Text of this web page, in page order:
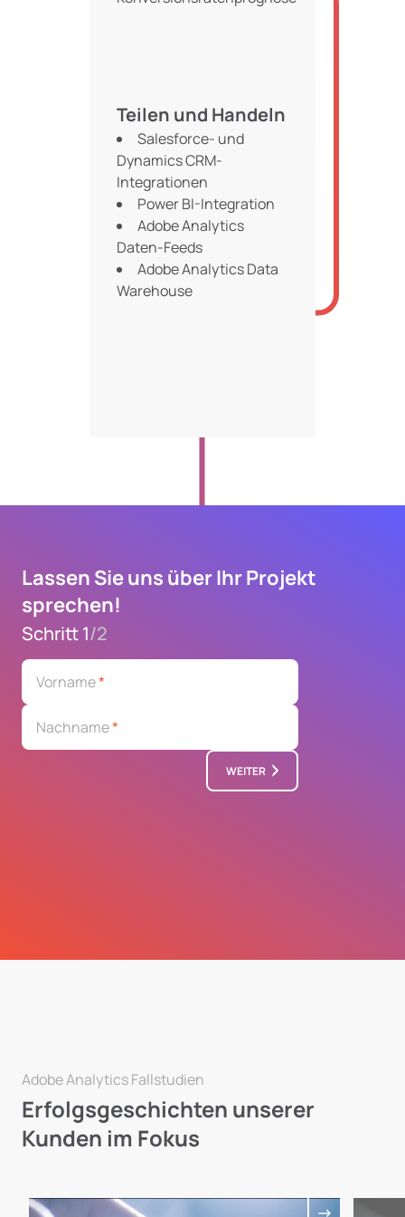
Teilen und Handeln
Salesforce- und
Dynamics CRM-
Integrationen
Power BI-Integration
Adobe Analytics
Daten-Feeds
Adobe Analytics Data
Warehouse
Lassen Sie uns über Ihr Projekt
sprechen!
Schritt 1/2
Vorname*
Nachname*
WEITER
Adobe Analytics Fallstudien
Erfolgsgeschichten unserer
Kunden im Fokus